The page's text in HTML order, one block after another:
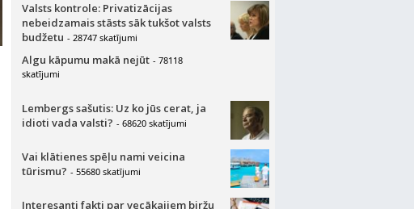
Valsts kontrole: Privatizācijas
nebeidzamais stāsts sāk tukšot valsts
budžetu - 28747 skatījumi
Algu kāpumu makā nejūt - 78118
skatījumi
Lembergs sašutis: Uz ko jūs cerat, ja
idioti vada valsti? - 68620 skatījumi
Vai klātienes spēļu nami veicina
tūrismu? - 55680 skatījumi
Interesanti fakti par vecākajiem biržu